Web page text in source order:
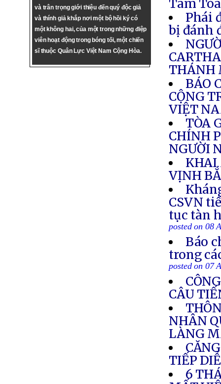
và trân trọng giới thiệu đến quý độc giả
và thính giả khắp nơi một bộ hồi ký có
một không hai, của một trong những điệp
viên hoạt động trong bóng tối, một chiến
sĩ thuộc Quân Lực Việt Nam Cộng Hòa.
Tam Tòa
Phái
bị đánh
THÁNH
BÁO
CỘNG
VIỆT
TÒA
CHÍNH
NGƯỜI
KHAI
VỊNH
CSVN
tục tàn
posted on 08
Báo
trong
posted on 07
CÂU
NHÂN
LÀNG
TIẾP
6